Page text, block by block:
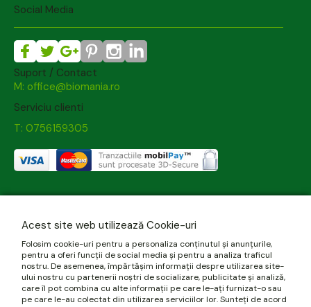
Social Media
Suport / Contact
M: office@biomania.ro
Serviciu clienti
T: 0756159305
Acest site web utilizează Cookie-uri
Folosim cookie-uri pentru a personaliza conținutul și anunțurile,
pentru a oferi funcții de social media și pentru a analiza traficul
nostru. De asemenea, împărtășim informații despre utilizarea site-
ului nostru cu partenerii noștri de socializare, publicitate și analiză,
care îl pot combina cu alte informații pe care le-ați furnizat-o sau
pe care le-au colectat din utilizarea serviciilor lor. Sunteți de acord